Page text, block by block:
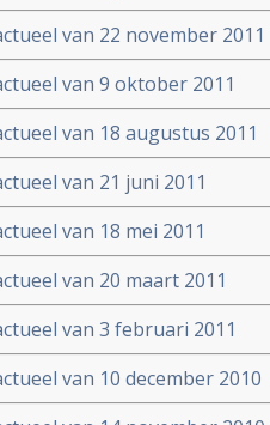
van 22 november 2011
van 9 oktober 2011
van 18 augustus 2011
van 21 juni 2011
van 18 mei 2011
van 20 maart 2011
van 3 februari 2011
van 10 december 2010